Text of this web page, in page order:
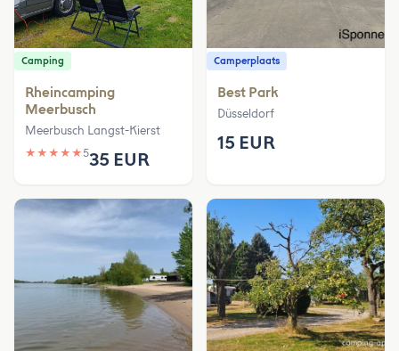
Camping
Rheincamping
Meerbusch
Meerbusch Langst-Kierst
★ ★ ★ ★ ★535 EUR
Camperplaats
Best Park
Düsseldorf
15 EUR